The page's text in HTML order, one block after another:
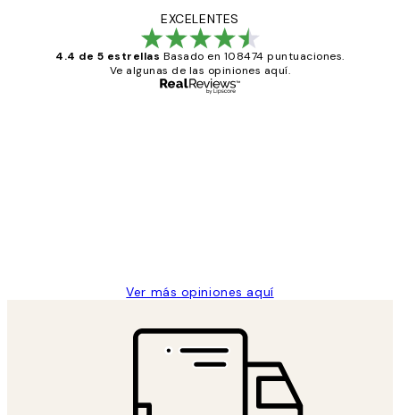
EXCELENTES
4.4 de 5 estrellas Basado en 108474 puntuaciones.
Ve algunas de las opiniones aquí.
Ver más opiniones aquí